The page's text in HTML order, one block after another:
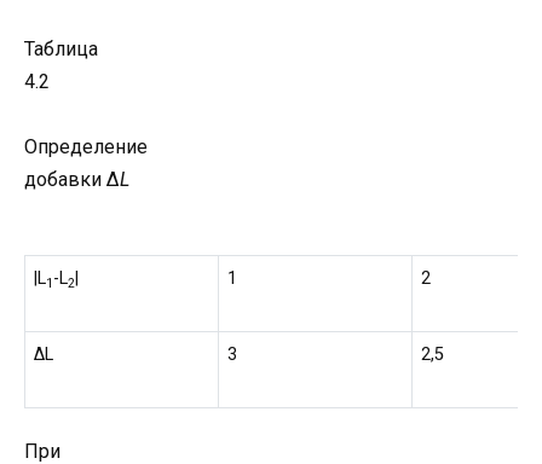
Таблица
4.2
Определение
добавки ΔL
|L1 -L2 1 2
ΔL 3 2,5
При